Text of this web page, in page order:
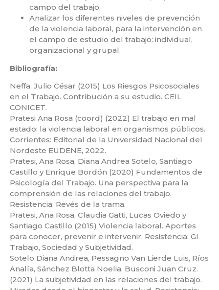
campo del trabajo.
Analizar los diferentes niveles de prevención
de la violencia laboral, para la intervención en
el campo de estudio del trabajo: individual,
organizacional y grupal.
Bibliografía:
Neffa, Julio César (2015) Los Riesgos Psicosociales
en el Trabajo. Contribución a su estudio. CEIL
CONICET.
Pratesi Ana Rosa (coord) (2022) El trabajo en mal
estado: la violencia laboral en organismos públicos.
Corrientes: Editorial de la Universidad Nacional del
Nordeste EUDENE, 2022.
Pratesi, Ana Rosa, Diana Andrea Sotelo, Santiago
Castillo y Enrique Bordón (2020) Fundamentos de
Psicología del Trabajo. Una perspectiva para la
comprensión de las relaciones del trabajo.
Resistencia: Revés de la trama.
Pratesi, Ana Rosa, Claudia Gatti, Lucas Oviedo y
Santiago Castillo (2015) Violencia laboral. Aportes
para conocer, prevenir e intervenir. Resistencia: GI
Trabajo, Sociedad y Subjetividad.
Sotelo Diana Andrea, Pessagno Van Lierde Luis, Ríos
Analía, Sánchez Blotta Noelia, Busconi Juan Cruz.
(2021) La subjetividad en las relaciones del trabajo.